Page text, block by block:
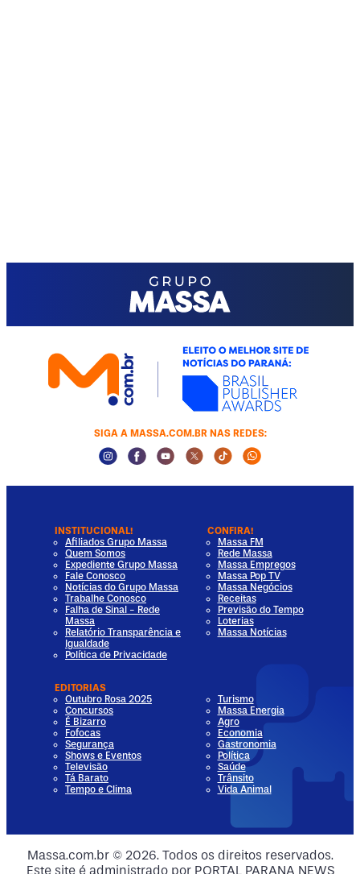
Media
Media
SIGA A MASSA.COM.BR NAS REDES:
Instagram Social Media
Facebook Social Media
Youtube Social Media
Twitter Social Media
Tiktok Social Media
Whatsapp
INSTITUCIONAL!
Afiliados Grupo Massa
Quem Somos
Expediente Grupo Massa
Fale Conosco
Notícias do Grupo Massa
Trabalhe Conosco
Falha de Sinal - Rede
Massa
Relatório Transparência e
Igualdade
Política de Privacidade
CONFIRA!
Massa FM
Rede Massa
Massa Empregos
Massa Pop TV
Massa Negócios
Receitas
Previsão do Tempo
Loterias
Massa Notícias
EDITORIAS
Outubro Rosa 2025
Concursos
É Bizarro
Fofocas
Segurança
Shows e Eventos
Televisão
Tá Barato
Tempo e Clima
Turismo
Massa Energia
Agro
Economia
Gastronomia
Política
Saúde
Trânsito
Vida Animal
Massa.com.br © 2026. Todos os direitos reservados.
Este site é administrado por PORTAL PARANA NEWS